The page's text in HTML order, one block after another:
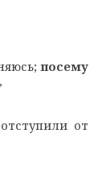
посему
от